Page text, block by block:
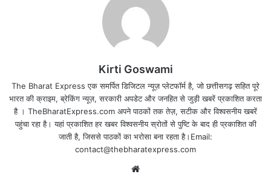
Kirti Goswami
The Bharat Express एक समर्पित डिजिटल न्यूज़ प्लेटफॉर्म है, जो छत्तीसगढ़ सहित पूरे
भारत की क्राइम, ब्रेकिंग न्यूज़, सरकारी अपडेट और जनहित से जुड़ी खबरें प्रकाशित करता
है । TheBharatExpress.com अपने पाठकों तक तेज़, सटीक और विश्वसनीय खबरें
पहुंचा रहा है। यहां प्रकाशित हर खबर विश्वसनीय स्रोतों से पुष्टि के बाद ही प्रकाशित की
जाती है, जिससे पाठकों का भरोसा बना रहता है।Email:
contact@thebharatexpress.com